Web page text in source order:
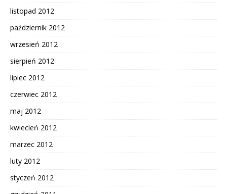
listopad 2012
październik 2012
wrzesień 2012
sierpień 2012
lipiec 2012
czerwiec 2012
maj 2012
kwiecień 2012
marzec 2012
luty 2012
styczeń 2012